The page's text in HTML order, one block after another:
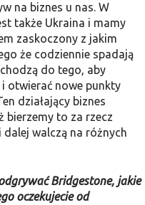
na biznes u nas. W
także Ukraina i mamy
zaskoczony z jakim
że codziennie spadają
do tego, aby
otwierać nowe punkty
działający biznes
bierzemy to za rzecz
walczą na różnych
Bridgestone, jakie
oczekujecie od